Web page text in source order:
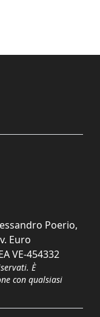
Poerio,
Euro
VE-454332
È
con qualsiasi